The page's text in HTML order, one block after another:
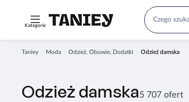
Kategorie
Taniey Moda Odzież, Obuwie, Dodatki Odzież damska
Odzież damska5 707 ofert